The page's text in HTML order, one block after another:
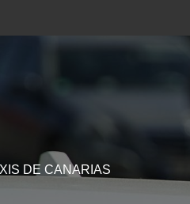
DE CANARIAS